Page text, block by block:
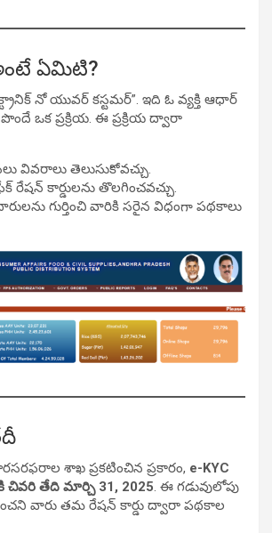
ఏమిటి?
నో యువర్ కస్టమర్”. ఇది ఓ వ్యక్తి ఆధార్
పొందే ఒక ప్రక్రియ. ఈ ప్రక్రియ ద్వారా
వివరాలు తెలుసుకోవచ్చు.
రేషన్ కార్డులను తొలగించవచ్చు.
గుర్తించి వారికి సరైన విధంగా పథకాలు
శాఖ ప్రకటించిన ప్రకారం, e-KYC
చివరి తేది మార్చి 31, 2025. ఈ గడువులోపు
వారు తమ రేషన్ కార్డు ద్వారా పథకాల